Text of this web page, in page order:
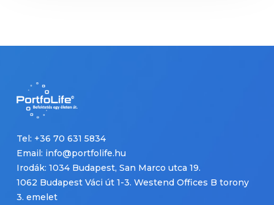
Tel: +36 70 631 5834
Email: info@portfolife.hu
Irodák: 1034 Budapest, San Marco utca 19.
1062 Budapest Váci út 1-3. Westend Offices B torony
3. emelet